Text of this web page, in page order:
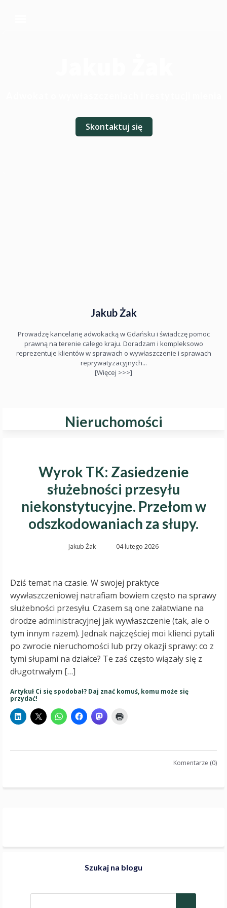
Skontaktuj się
Jakub Żak
Prowadzę kancelarię adwokacką w Gdańsku i świadczę pomoc
prawną na terenie całego kraju. Doradzam i kompleksowo
reprezentuje klientów w sprawach o wywłaszczenie i sprawach
reprywatyzacyjnych...
[Więcej >>>]
Nieruchomości
Wyrok TK: Zasiedzenie
służebności przesyłu
niekonstytucyjne. Przełom w
odszkodowaniach za słupy.
Jakub Żak 04 lutego 2026
Dziś temat na czasie. W swojej praktyce
wywłaszczeniowej natrafiam bowiem często na sprawy
służebności przesyłu. Czasem są one załatwiane na
drodze administracyjnej jak wywłaszczenie (tak, ale o
tym innym razem). Jednak najczęściej moi klienci pytali
po zwrocie nieruchomości lub przy okazji sprawy: co z
tymi słupami na działce? Te zaś często wiązały się z
długotrwałym […]
Artykuł Ci się spodobał? Daj znać komuś, komu może się
przydać!
Komentarze (0)
Szukaj na blogu